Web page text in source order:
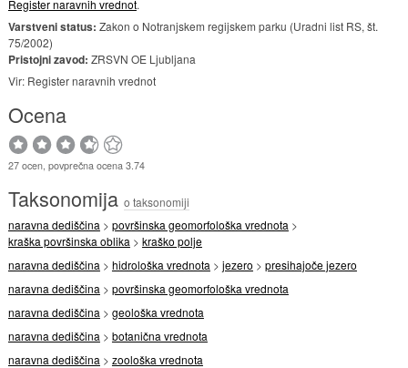
Register naravnih vrednot.
Varstveni status: Zakon o Notranjskem regijskem parku (Uradni list RS, št.
75/2002)
Pristojni zavod: ZRSVN OE Ljubljana
Vir: Register naravnih vrednot
Ocena
27 ocen, povprečna ocena 3.74
Taksonomija o taksonomiji
naravna dediščina > površinska geomorfološka vrednota >
kraška površinska oblika > kraško polje
naravna dediščina > hidrološka vrednota > jezero > presihajoče jezero
naravna dediščina > površinska geomorfološka vrednota
naravna dediščina > geološka vrednota
naravna dediščina > botanična vrednota
naravna dediščina > zoološka vrednota